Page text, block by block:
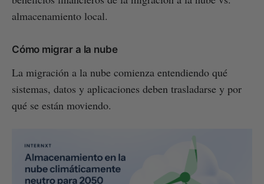
almacenamiento local.
Cómo migrar a la nube
La migración a la nube comienza entendiendo qué
sistemas, datos y aplicaciones deben trasladarse y por
qué se están moviendo.